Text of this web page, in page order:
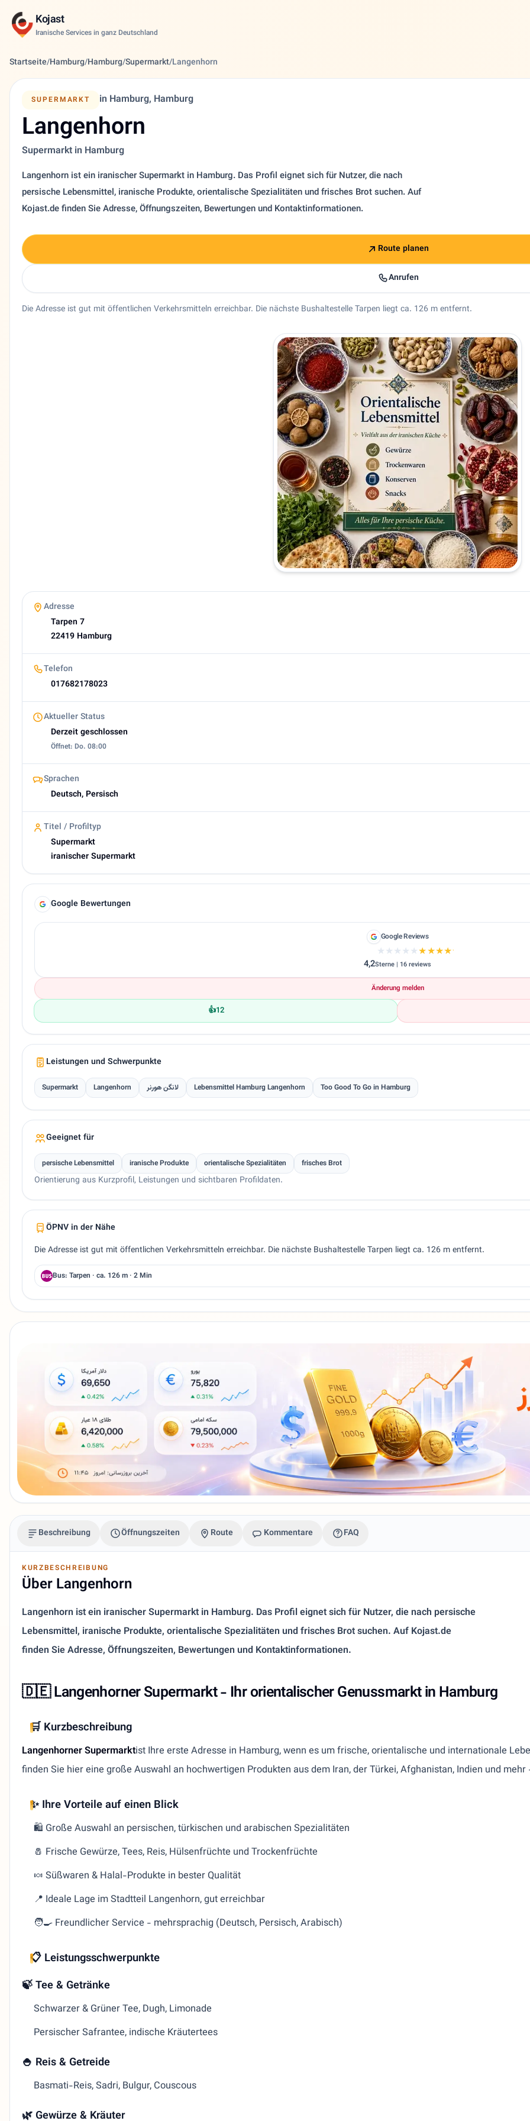
Kojast
Iranische Services in ganz Deutschland
Startseite/Hamburg/Hamburg/Supermarkt/Langenhorn
SUPERMARKT in Hamburg, Hamburg
Langenhorn
Supermarkt in Hamburg
Langenhorn ist ein iranischer Supermarkt in Hamburg. Das Profil eignet sich für Nutzer, die nach
persische Lebensmittel, iranische Produkte, orientalische Spezialitäten und frisches Brot suchen. Auf
Kojast.de finden Sie Adresse, Öffnungszeiten, Bewertungen und Kontaktinformationen.
Route planen
Anrufen
Die Adresse ist gut mit öffentlichen Verkehrsmitteln erreichbar. Die nächste Bushaltestelle Tarpen liegt ca. 126 m entfernt.
Supermarkt Langenhorn in Hamburg, Hamburg. 🇩🇪 Langenhorner Supermarkt - Ihr orientalischer Genussmarkt in
🇩🇪 Langenhorner Supermarkt - Ihr orientalischer Genussmarkt in Hamburg 🛒 Kurzbeschreibung Langenhorner
Adresse
Tarpen 7
22419 Hamburg
Telefon
017682178023
Aktueller Status
Derzeit geschlossen
Öffnet: Do. 08:00
Sprachen
Deutsch, Persisch
Titel / Profiltyp
Supermarkt
iranischer Supermarkt
Google Bewertungen
Google Reviews
★★★★★★★★★★
4,2Sterne | 16 reviews
Änderung melden
👍12
Leistungen und Schwerpunkte
Supermarkt Langenhorn لانگن هورنر Lebensmittel Hamburg Langenhorn Too Good To Go in Hamburg
Geeignet für
persische Lebensmittel iranische Produkte orientalische Spezialitäten frisches Brot
Orientierung aus Kurzprofil, Leistungen und sichtbaren Profildaten.
ÖPNV in der Nähe
Die Adresse ist gut mit öffentlichen Verkehrsmitteln erreichbar. Die nächste Bushaltestelle Tarpen liegt ca. 126 m entfernt.
Bus: Tarpen · ca. 126 m · 2 Min
Beschreibung Öffnungszeiten Route Kommentare FAQ
KURZBESCHREIBUNG
Über Langenhorn
Langenhorn ist ein iranischer Supermarkt in Hamburg. Das Profil eignet sich für Nutzer, die nach persische
Lebensmittel, iranische Produkte, orientalische Spezialitäten und frisches Brot suchen. Auf Kojast.de
finden Sie Adresse, Öffnungszeiten, Bewertungen und Kontaktinformationen.
🇩🇪 Langenhorner Supermarkt - Ihr orientalischer Genussmarkt in Hamburg
🛒 Kurzbeschreibung
Langenhorner Supermarktist Ihre erste Adresse in Hamburg, wenn es um frische, orientalische und internationale
finden Sie hier eine große Auswahl an hochwertigen Produkten aus dem Iran, der Türkei, Afghanistan, Indien und
✨ Ihre Vorteile auf einen Blick
🛍️ Große Auswahl an persischen, türkischen und arabischen Spezialitäten
🧂 Frische Gewürze, Tees, Reis, Hülsenfrüchte und Trockenfrüchte
🍬 Süßwaren & Halal-Produkte in bester Qualität
📍 Ideale Lage im Stadtteil Langenhorn, gut erreichbar
🧑‍🍳 Freundlicher Service - mehrsprachig (Deutsch, Persisch, Arabisch)
📋 Leistungsschwerpunkte
🍃 Tee & Getränke
Schwarzer & Grüner Tee, Dugh, Limonade
Persischer Safrantee, indische Kräutertees
🍚 Reis & Getreide
Basmati-Reis, Sadri, Bulgur, Couscous
🌿 Gewürze & Kräuter